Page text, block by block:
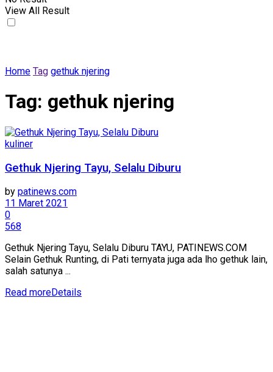
View All Result
Home Tag gethuk njering
Tag: gethuk njering
kuliner
Gethuk Njering Tayu, Selalu Diburu
by patinews.com
11 Maret 2021
0
568
Gethuk Njering Tayu, Selalu Diburu TAYU, PATINEWS.COM
Selain Gethuk Runting, di Pati ternyata juga ada lho gethuk lain,
salah satunya ...
Read moreDetails